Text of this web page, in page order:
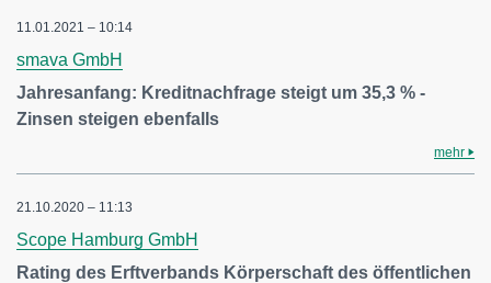
11.01.2021 – 10:14
smava GmbH
Jahresanfang: Kreditnachfrage steigt um 35,3 % -
Zinsen steigen ebenfalls
mehr
21.10.2020 – 11:13
Scope Hamburg GmbH
Rating des Erftverbands Körperschaft des öffentlichen